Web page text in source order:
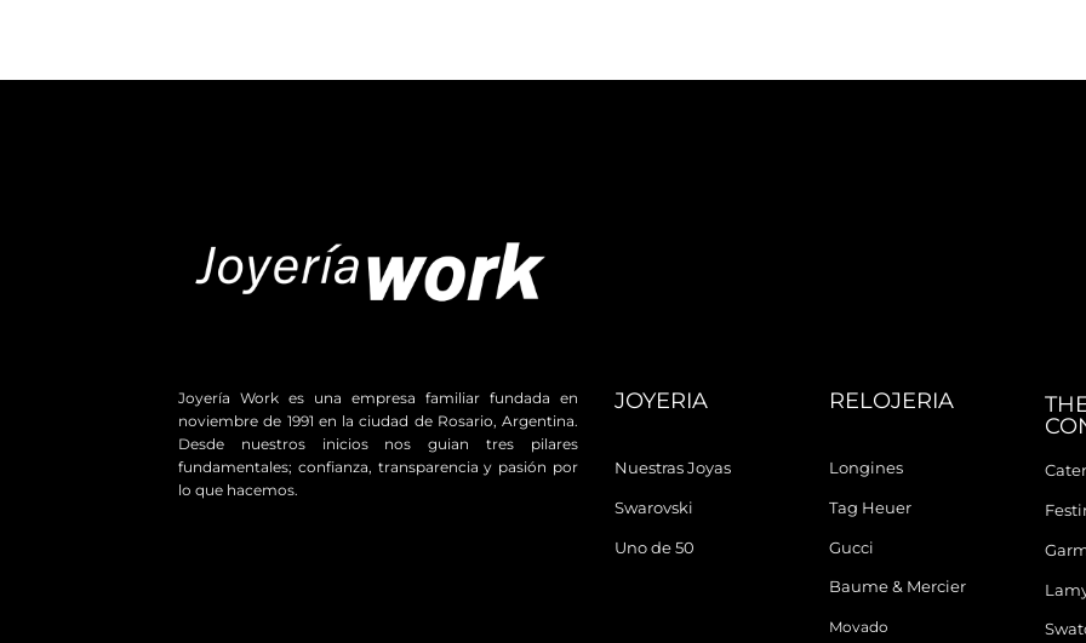
Joyería Work es una empresa familiar fundada en
noviembre de 1991 en la ciudad de Rosario, Argentina.
Desde nuestros inicios nos guian tres pilares
fundamentales; confianza, transparencia y pasión por
lo que hacemos.
JOYERIA
Nuestras Joyas
Swarovski
Uno de 50
RELOJERIA
Longines
Tag Heuer
Gucci
Baume & Mercier
Movado